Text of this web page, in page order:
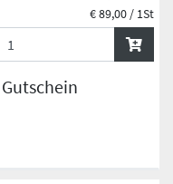
€ 89,00 / 1St